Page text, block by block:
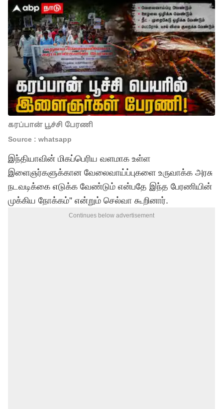
கரப்பான் பூச்சி பேரணி
Source : whatsapp
இந்தியாவின் மிகப்பெரிய வளமாக உள்ள
இளைஞர்களுக்கான வேலைவாய்ப்புகளை உருவாக்க அரசு
நடவடிக்கை எடுக்க வேண்டும் என்பதே இந்த பேரணியின்
முக்கிய நோக்கம்” என்றும் செல்வா கூறினார்.
Continues below advertisement